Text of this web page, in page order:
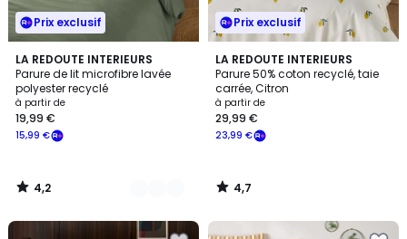
Prix exclusif
LA REDOUTE INTERIEURS
Parure de lit microfibre lavée
polyester recyclé
Prix
à
partir
19,99
€
à partir de
15,99 €
19,99 €
4,2
/ 5
4
Couleurs
4,2
/
Prix exclusif
LA REDOUTE INTERIEURS
Parure 50% coton recyclé, taie
carrée, Citron
à partir de
23,99 €
29,99 €
4,7
/ 5
4,7
/